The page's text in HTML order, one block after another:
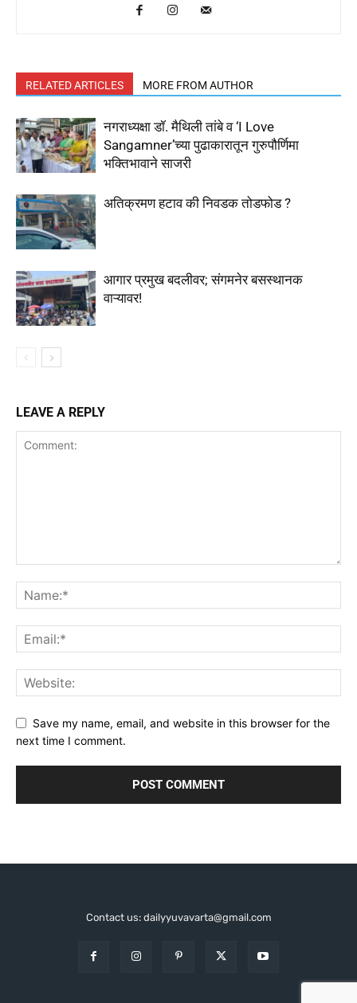
RELATED ARTICLES MORE FROM AUTHOR
नगराध्यक्षा डॉ. मैथिली तांबे व ‘I Love
Sangamner’च्या पुढाकारातून गुरुपौर्णिमा
भक्तिभावाने साजरी
अतिक्रमण हटाव की निवडक तोडफोड ?
आगार प्रमुख बदलीवर; संगमनेर बसस्थानक
वाऱ्यावर!
LEAVE A REPLY
Save my name, email, and website in this browser for the
next time I comment.
Contact us: dailyyuvavarta@gmail.com